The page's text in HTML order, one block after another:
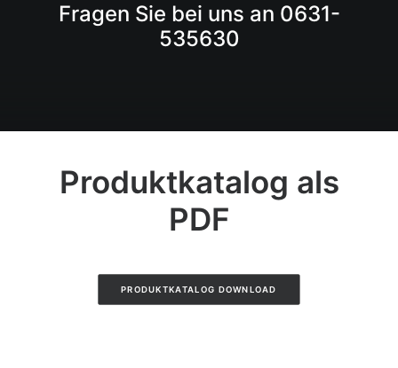
Fragen Sie bei uns an 0631-
535630
Produktkatalog als
PDF
PRODUKTKATALOG DOWNLOAD